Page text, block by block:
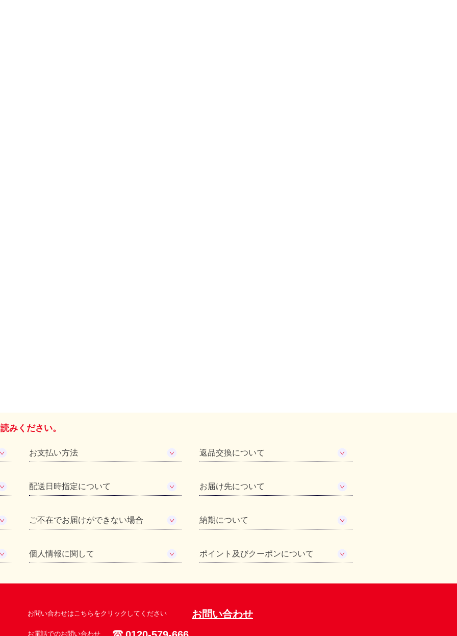
みください。
お支払い方法 返品交換について
配送日時指定について お届け先について
ご不在でお届けができない場合 納期について
個人情報に関して ポイント及びクーポンについて
お問い合わせはこちらをクリックしてください お問い合わせ
お電話でのお問い合わせ